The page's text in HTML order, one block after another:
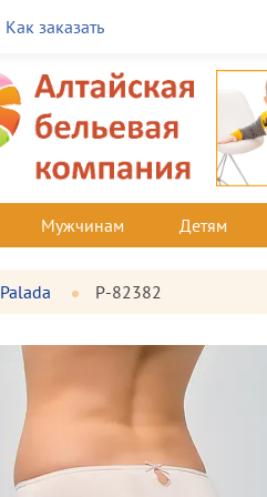
Как заказать
Мужчинам Детям
Palada P-82382
Фотографии
товара